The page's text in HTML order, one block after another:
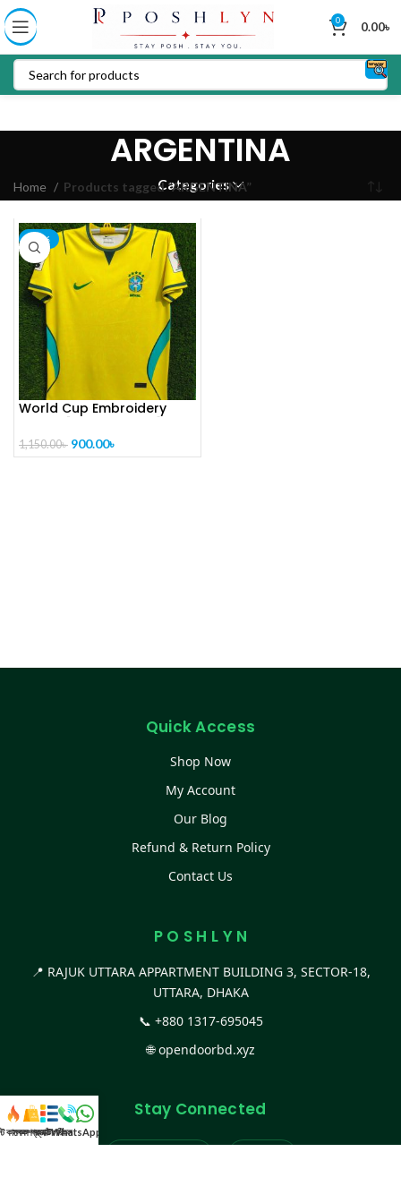
0 0.00৳
ARGENTINA
Categories
Home Products tagged “ARGENTINA”
-22%
World Cup Embroidery
1,150.00৳ 900.00৳
Quick Access
Shop Now
My Account
Our Blog
Refund & Return Policy
Contact Us
P O S H L Y N
📍 RAJUK UTTARA APPARTMENT BUILDING 3, SECTOR-18,
UTTARA, DHAKA
📞 +880 1317-695045
🌐opendoorbd.xyz
Stay Connected
কালেকশন
সকল প্রডাক্টক্যাটাগরিকল
WhatsApp করুন